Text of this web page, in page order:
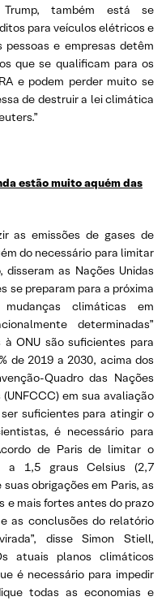
também está se
para veículos elétricos e
pessoas e empresas detêm
que se qualificam para os
e podem perder muito se
de destruir a lei climática
estão muito aquém das
as emissões de gases de
do necessário para limitar
as Nações Unidas
se preparam para a próxima
climáticas em
determinadas”
à ONU são suficientes para
de 2019 a 2030, acima dos
Quadro das Nações
em sua avaliação
suficientes para atingir o
é necessário para
de Paris de limitar o
a 1,5 graus Celsius (2,7
obrigações em Paris, as
e mais fortes antes do prazo
as conclusões do relatório
disse Simon Stiell,
atuais planos climáticos
é necessário para impedir
todas as economias e